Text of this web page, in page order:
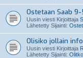
Ostetaan Saab
Uusin viesti Kirjoittaja
Lähetetty Sijainti:
Olisiko jollain
Uusin viesti Kirjoittaja
Lähetetty Sijainti: